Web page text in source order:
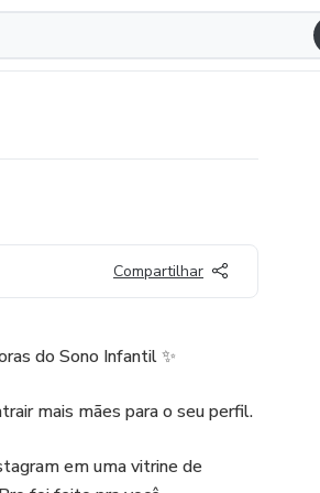
Compartilhar
do Sono Infantil ✨
mais mães para o seu perfil.
em uma vitrine de